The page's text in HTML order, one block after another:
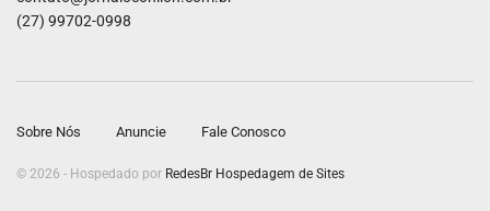
(27) 99702-0998
Sobre Nós Anuncie Fale Conosco
© 2026 - Hospedado por RedesBr Hospedagem de Sites